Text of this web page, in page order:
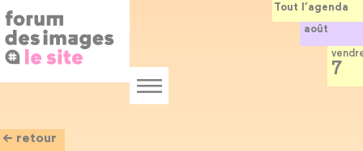
au
contenu
principal
Menu
← retour
Tout l’agenda
août
7